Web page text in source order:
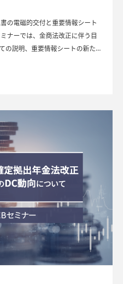
の電磁的交付と重要情報シート
ナーでは、金商法改正に伴う目
の説明、重要情報シートの新たな
要情報シートPlus」サービス NT
このたび、「重要情報シートPlu
新たに追加（Plus）し、ご好評い
ました。 Plusされた3つ